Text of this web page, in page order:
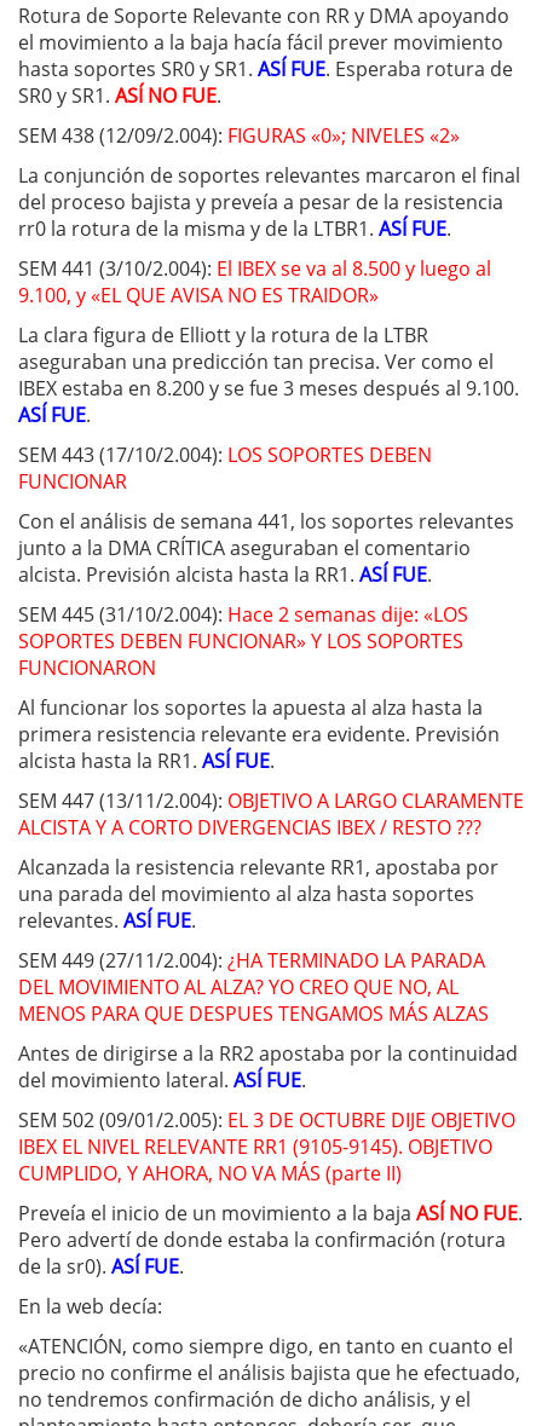
Rotura de Soporte Relevante con RR y DMA apoyando
el movimiento a la baja hacía fácil prever movimiento
hasta soportes SR0 y SR1. ASÍ FUE. Esperaba rotura de
SR0 y SR1. ASÍ NO FUE.
SEM 438 (12/09/2.004): FIGURAS «0»; NIVELES «2»
La conjunción de soportes relevantes marcaron el final
del proceso bajista y preveía a pesar de la resistencia
rr0 la rotura de la misma y de la LTBR1. ASÍ FUE.
SEM 441 (3/10/2.004): El IBEX se va al 8.500 y luego al
9.100, y «EL QUE AVISA NO ES TRAIDOR»
La clara figura de Elliott y la rotura de la LTBR
aseguraban una predicción tan precisa. Ver como el
IBEX estaba en 8.200 y se fue 3 meses después al 9.100.
ASÍ FUE.
SEM 443 (17/10/2.004): LOS SOPORTES DEBEN
FUNCIONAR
Con el análisis de semana 441, los soportes relevantes
junto a la DMA CRÍTICA aseguraban el comentario
alcista. Previsión alcista hasta la RR1. ASÍ FUE.
SEM 445 (31/10/2.004): Hace 2 semanas dije: «LOS
SOPORTES DEBEN FUNCIONAR» Y LOS SOPORTES
FUNCIONARON
Al funcionar los soportes la apuesta al alza hasta la
primera resistencia relevante era evidente. Previsión
alcista hasta la RR1. ASÍ FUE.
SEM 447 (13/11/2.004): OBJETIVO A LARGO CLARAMENTE
ALCISTA Y A CORTO DIVERGENCIAS IBEX / RESTO ???
Alcanzada la resistencia relevante RR1, apostaba por
una parada del movimiento al alza hasta soportes
relevantes. ASÍ FUE.
SEM 449 (27/11/2.004): ¿HA TERMINADO LA PARADA
DEL MOVIMIENTO AL ALZA? YO CREO QUE NO, AL
MENOS PARA QUE DESPUES TENGAMOS MÁS ALZAS
Antes de dirigirse a la RR2 apostaba por la continuidad
del movimiento lateral. ASÍ FUE.
SEM 502 (09/01/2.005): EL 3 DE OCTUBRE DIJE OBJETIVO
IBEX EL NIVEL RELEVANTE RR1 (9105-9145). OBJETIVO
CUMPLIDO, Y AHORA, NO VA MÁS (parte II)
Preveía el inicio de un movimiento a la baja ASÍ NO FUE.
Pero advertí de donde estaba la confirmación (rotura
de la sr0). ASÍ FUE.
En la web decía:
«ATENCIÓN, como siempre digo, en tanto en cuanto el
precio no confirme el análisis bajista que he efectuado,
no tendremos confirmación de dicho análisis, y el